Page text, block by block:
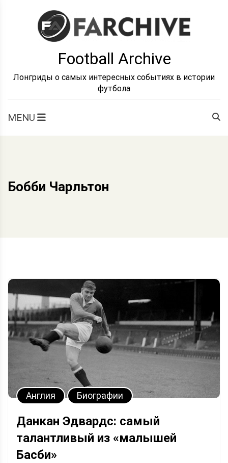
Football Archive
Лонгриды о самых интересных событиях в истории
футбола
MENU
Бобби Чарльтон
Англия Биографии
Данкан Эдвардс: самый
талантливый из «малышей
Басби»